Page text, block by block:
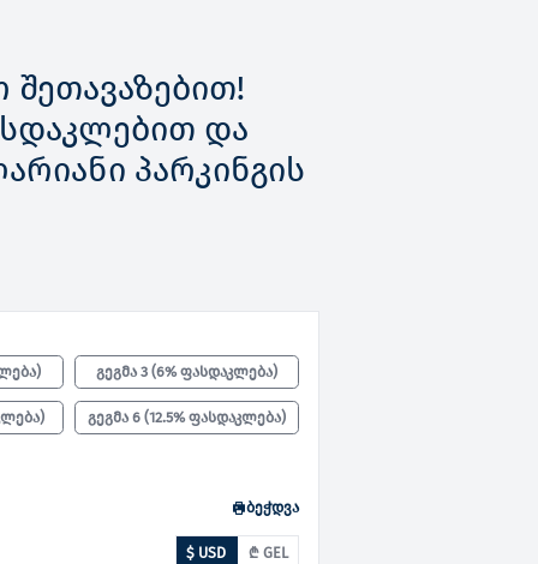
და
პარკინგის
) გეგმა 3 (6% ფასდაკლება)
) გეგმა 6 (12.5% ფასდაკლება)
ბეჭდვა
$ USD ₾ GEL